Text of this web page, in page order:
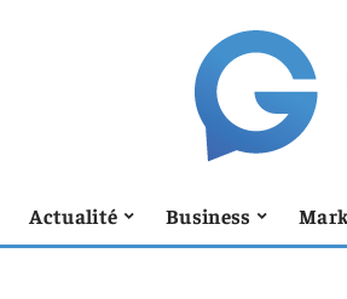
Actualité Business